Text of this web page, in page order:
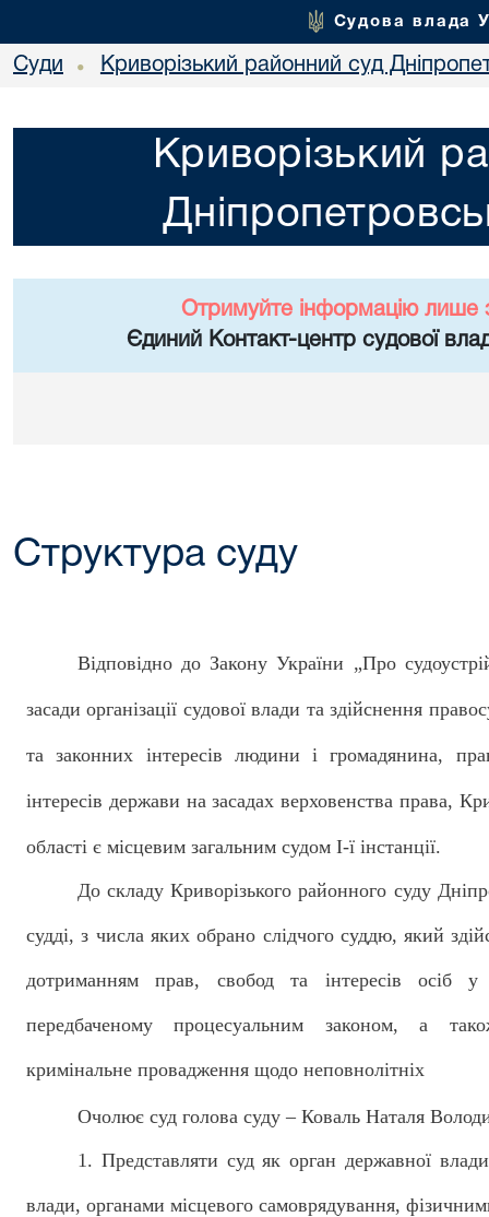
Судова влада
Суди • Криворізький районний суд
Криворізький
Отримуйте інформацію лише
Єдиний Контакт-центр судової
Структура суду
Відповідно до Закону України „Про
засади організації судової влади та здійснення
та законних інтересів людини і громадянина,
інтересів держави на засадах верховенства права,
області є місцевим загальним судом І-ї інстанції.
До складу Криворізького районного суду
судді, з числа яких обрано слідчого суддю, який
дотриманням прав, свобод та інтересів осіб
передбаченому процесуальним законом, а
кримінальне провадження щодо неповнолітніх
Очолює суд голова суду – Коваль Наталя
1. Представляти суд як орган державної
влади, органами місцевого самоврядування,